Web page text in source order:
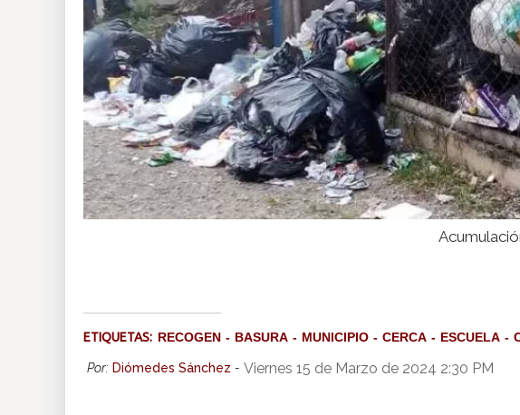
ETIQUETAS: RECOGEN BASURA MUNICIPIO CERCA ESCUELA
Por: Diómedes Sánchez - Viernes 15 de Marzo de 2024 2:30 PM